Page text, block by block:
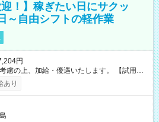
！】稼ぎたい日にサクッ
～自由シフトの軽作業
円
上、加給・優遇いたします。 【試用期
あり